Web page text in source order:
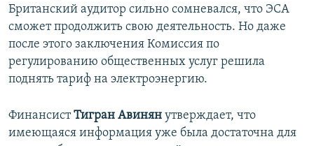
Британский аудитор сильно сомневался, что ЭСА
сможет продолжить свою деятельность. Но даже
после этого заключения Комиссия по
регулированию общественных услуг решила
поднять тариф на электроэнергию.
ФинансистТигран Авинян утверждает, что
имеющаяся информация уже была достаточна для